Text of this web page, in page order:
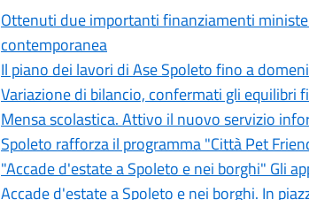
Ottenuti due importanti finanziamenti
contemporanea
Il piano dei lavori di Ase Spoleto fino a
Variazione di bilancio, confermati gli equilibri
Mensa scolastica. Attivo il nuovo servizio
Spoleto rafforza il programma "Città Pet
"Accade d'estate a Spoleto e nei borghi" Gli
Accade d'estate a Spoleto e nei borghi. In